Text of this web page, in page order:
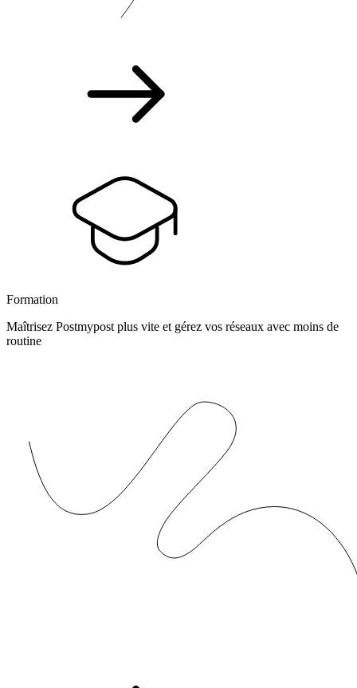
Formation
Maîtrisez Postmypost plus vite et gérez vos réseaux avec moins de
routine